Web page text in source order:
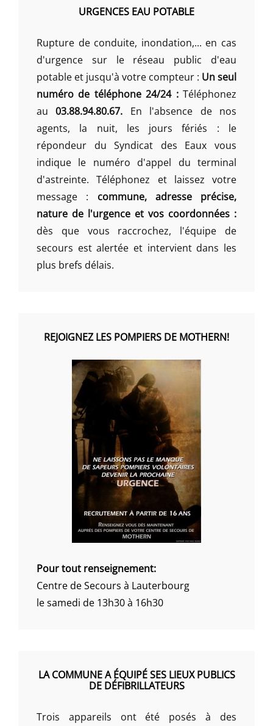
URGENCES EAU POTABLE
Rupture de conduite, inondation,... en cas
d'urgence sur le réseau public d'eau
potable et jusqu'à votre compteur : Un seul
numéro de téléphone 24/24 :Téléphonez
au03.88.94.80.67. En l'absence de nos
agents, la nuit, les jours fériés : le
répondeur du Syndicat des Eaux vous
indique le numéro d'appel du terminal
d'astreinte. Téléphonez et laissez votre
message : commune, adresse précise,
nature de l'urgence et vos coordonnées :
dès que vous raccrochez, l'équipe de
secours est alertée et intervient dans les
plus brefs délais.
REJOIGNEZ LES POMPIERS DE MOTHERN!
Pour tout renseignement:
Centre de Secours à Lauterbourg
le samedi de 13h30 à 16h30
LA COMMUNE A ÉQUIPÉ SES LIEUX PUBLICS
DE DÉFIBRILLATEURS
Trois appareils ont été posés à des